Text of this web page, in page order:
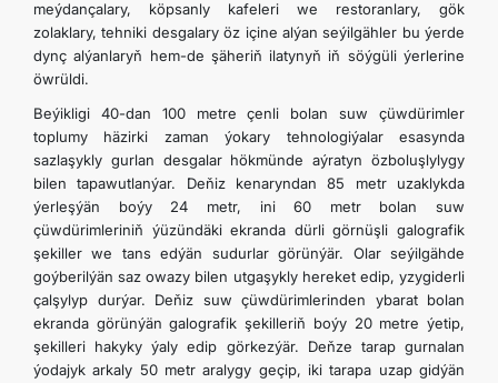
meýdançalary, köpsanly kafeleri we restoranlary, gök
zolaklary, tehniki desgalary öz içine alýan seýilgähler bu ýerde
dynç alýanlaryň hem-de şäheriň ilatynyň iň söýgüli ýerlerine
öwrüldi.
Beýikligi 40-dan 100 metre çenli bolan suw çüwdürimler
toplumy häzirki zaman ýokary tehnologiýalar esasynda
sazlaşykly gurlan desgalar hökmünde aýratyn özboluşlylygy
bilen tapawutlanýar. Deňiz kenaryndan 85 metr uzaklykda
ýerleşýän boýy 24 metr, ini 60 metr bolan suw
çüwdürimleriniň ýüzündäki ekranda dürli görnüşli galografik
şekiller we tans edýän sudurlar görünýär. Olar seýilgähde
goýberilýän saz owazy bilen utgaşykly hereket edip, yzygiderli
çalşylyp durýar. Deňiz suw çüwdürimlerinden ybarat bolan
ekranda görünýän galografik şekilleriň boýy 20 metre ýetip,
şekilleri hakyky ýaly edip görkezýär. Deňze tarap gurnalan
ýodajyk arkaly 50 metr aralygy geçip, iki tarapa uzap gidýän